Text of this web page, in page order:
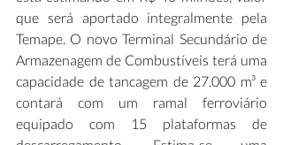
que será aportado integralmente pela
Temape. O novo Terminal Secundário de
Armazenagem de Combustíveis terá uma
capacidade de tancagem de 27.000 m³ e
contará com um ramal ferroviário
equipado com 15 plataformas de